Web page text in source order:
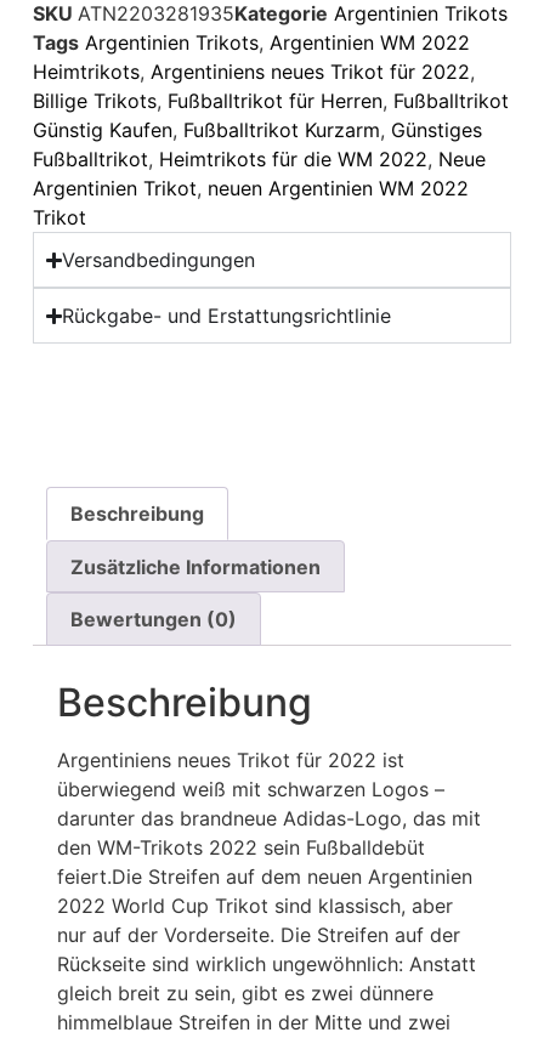
SKU ATN2203281935Kategorie Argentinien Trikots
Tags Argentinien Trikots, Argentinien WM 2022
Heimtrikots, Argentiniens neues Trikot für 2022,
Billige Trikots, Fußballtrikot für Herren, Fußballtrikot
Günstig Kaufen, Fußballtrikot Kurzarm, Günstiges
Fußballtrikot, Heimtrikots für die WM 2022, Neue
Argentinien Trikot, neuen Argentinien WM 2022
Trikot
Versandbedingungen
Rückgabe- und Erstattungsrichtlinie
Beschreibung
Zusätzliche Informationen
Bewertungen (0)
Beschreibung
Argentiniens neues Trikot für 2022 ist
überwiegend weiß mit schwarzen Logos –
darunter das brandneue Adidas-Logo, das mit
den WM-Trikots 2022 sein Fußballdebüt
feiert.Die Streifen auf dem neuen Argentinien
2022 World Cup Trikot sind klassisch, aber
nur auf der Vorderseite. Die Streifen auf der
Rückseite sind wirklich ungewöhnlich: Anstatt
gleich breit zu sein, gibt es zwei dünnere
himmelblaue Streifen in der Mitte und zwei